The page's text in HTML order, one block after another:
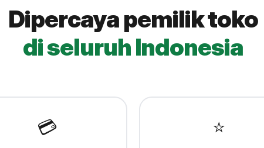
Dipercaya pemilik toko
di seluruh Indonesia
💳 ⭐